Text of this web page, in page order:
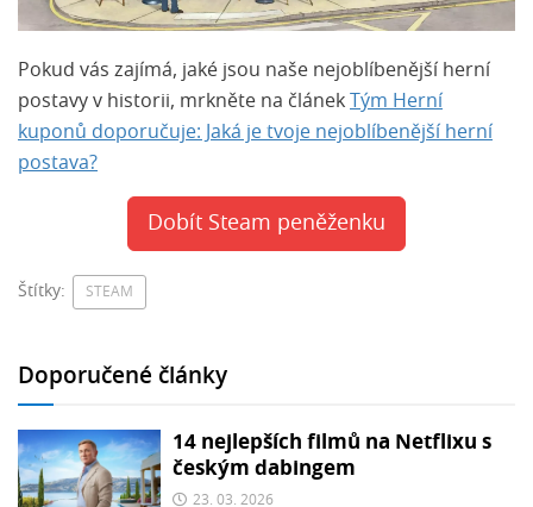
Pokud vás zajímá, jaké jsou naše nejoblíbenější herní
postavy v historii, mrkněte na článek
Tým Herní
kuponů doporučuje: Jaká je tvoje nejoblíbenější herní
postava?
Dobít Steam peněženku
Štítky: STEAM
Doporučené články
14 nejlepších filmů na Netflixu s
českým dabingem
23. 03. 2026